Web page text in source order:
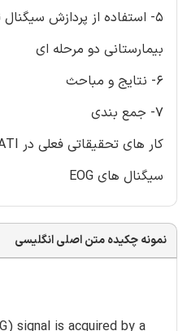
بیمارستانی دو مرحله ای
6- نتایج و مباحث
7- جمع بندی
سیگنال های EOG
نمونه چکیده متن اصلی انگلیسی
signal is acquired by a